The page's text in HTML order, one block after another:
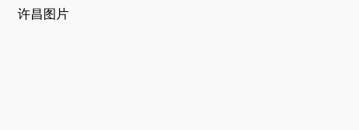
许昌图片